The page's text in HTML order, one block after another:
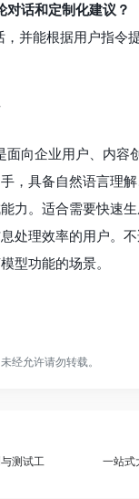
话和定制化建议？
并能根据用户指令
向企业用户、内容
，具备自然语言理
力。适合需要快速
处理效率的用户。
型功能的场景。
经允许请勿转载。
测试工
一站式